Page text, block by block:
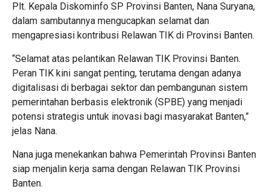
Plt. Kepala Diskominfo SP Provinsi Banten, Nana Suryana,
dalam sambutannya mengucapkan selamat dan
mengapresiasi kontribusi Relawan TIK di Provinsi Banten.
“Selamat atas pelantikan Relawan TIK Provinsi Banten.
Peran TIK kini sangat penting, terutama dengan adanya
digitalisasi di berbagai sektor dan pembangunan sistem
pemerintahan berbasis elektronik (SPBE) yang menjadi
potensi strategis untuk inovasi bagi masyarakat Banten,”
jelas Nana.
Nana juga menekankan bahwa Pemerintah Provinsi Banten
siap menjalin kerja sama dengan Relawan TIK Provinsi
Banten.